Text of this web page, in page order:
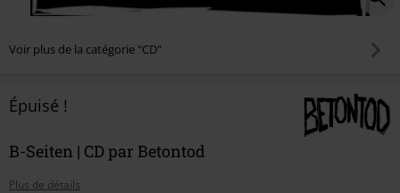
Voir plus de la catégorie "CD"
Épuisé !
B-Seiten | CD par Betontod
Plus de détails